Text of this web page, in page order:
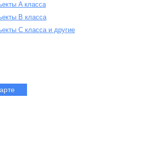
A класса
B класса
С класса и другие